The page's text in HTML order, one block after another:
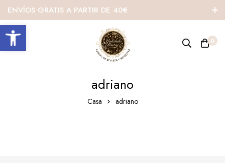
Abrir barra de herramientas
ENVÍOS GRATIS A PARTIR DE 40€
0
adriano
Casa adriano